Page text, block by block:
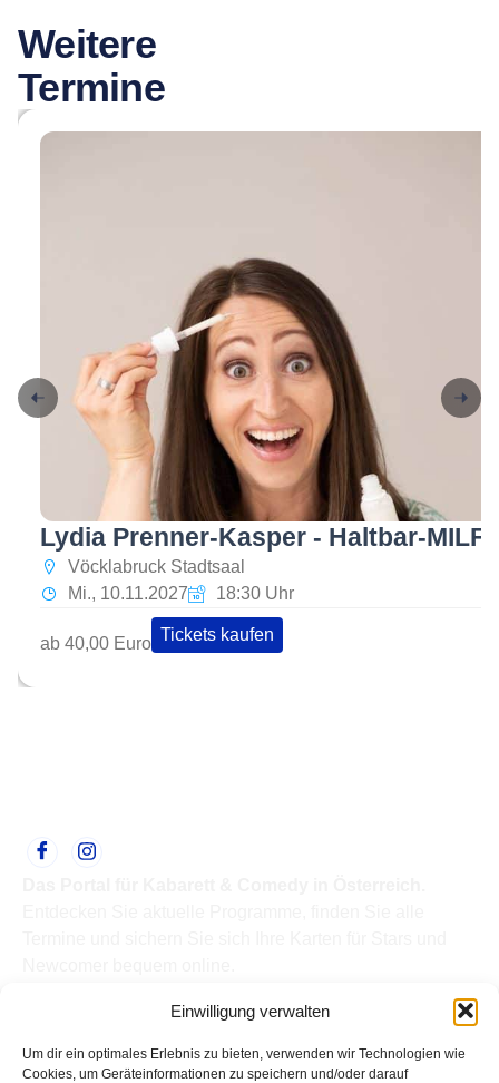
Einwilligung verwalten
Um dir ein optimales Erlebnis zu bieten, verwenden wir Technologien wie
Cookies, um Geräteinformationen zu speichern und/oder darauf
Weitere
Termine
Lydia Prenner-Kasper - Haltbar-MILF
Vöcklabruck Stadtsaal
Mi., 10.11.2027
18:30 Uhr
ab 40,00 Euro Tickets kaufen
Termine
Kabarettisten